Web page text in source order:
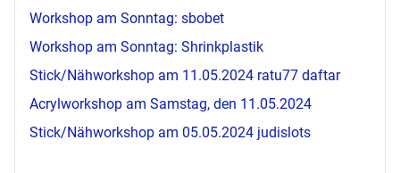
Workshop am Sonntag: sbobet
Workshop am Sonntag: Shrinkplastik
Stick/Nähworkshop am 11.05.2024 ratu77 daftar
Acrylworkshop am Samstag, den 11.05.2024
Stick/Nähworkshop am 05.05.2024 judislots